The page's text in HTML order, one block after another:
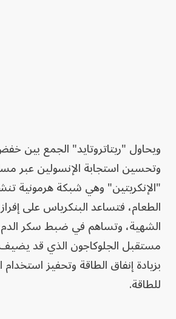
ويحاول "ريتاتروتايد" الجمع بين
وتحسين استجابة الإنسولين عبر
"الإنكريتين" وهي شبكة هرمونية
الطعام، فتساعد البنكرياس على
الشهية، وتساهم في ضبط سكر
مستقبل الجلوكاجون الذي قد يضيف
بزيادة إنفاق الطاقة وتحفيز
للطاقة.